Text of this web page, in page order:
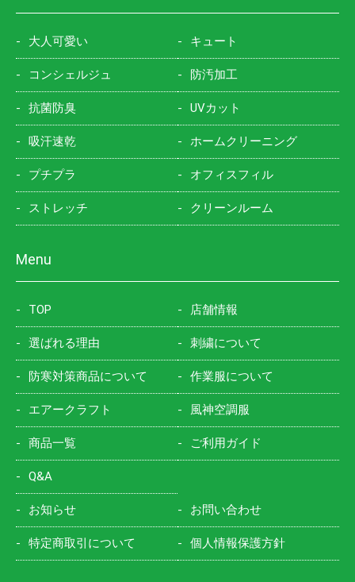
大人可愛い キュート
コンシェルジュ 防汚加工
抗菌防臭 UVカット
吸汗速乾 ホームクリーニング
プチプラ オフィスフィル
ストレッチ クリーンルーム
Menu
TOP 店舗情報
選ばれる理由 刺繍について
防寒対策商品について 作業服について
エアークラフト 風神空調服
商品一覧 ご利用ガイド
Q&A
お知らせ お問い合わせ
特定商取引について 個人情報保護方針